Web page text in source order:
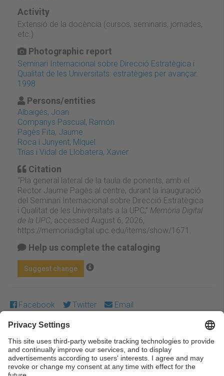
Activity
Extensió de la docència (cursos, seminaris, jornades,
etc.)
Photographic report
Seminari Internacional sobre Direcció Estratègica i
Qualitat de les Universitats: estratègies per avançar.
1998
Persons/entities
Albaigés, Joan
Companys Pascual, Ramón
Pagès Fita, Jaume
Roca i Junyent, Miquel
Trias i Vidal de Llobatera, Xavier
Citation
“Pla general lateral de la taula de ponents, amb el
Rector Jaume Pagès al centre, durant la inauguració
del Seminari Internacional sobre Direcció Estratègica
i Qualitat de les Universitats a la UPC,” Memòria Digital
de la UPC, accessed August 6, 2026,
https://memoriadigital.upc.edu/items/show/1671
Help us complete the cataloging
Suggest change
Facebook Twitter Email
Except where otherwise noted, content on this work is
licensed under a Creative Commons license:Attribution-
NonCommercial-NoDerivs 3.0 Spain